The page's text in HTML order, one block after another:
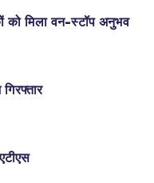
मिला वन-स्टॉप अनुभव